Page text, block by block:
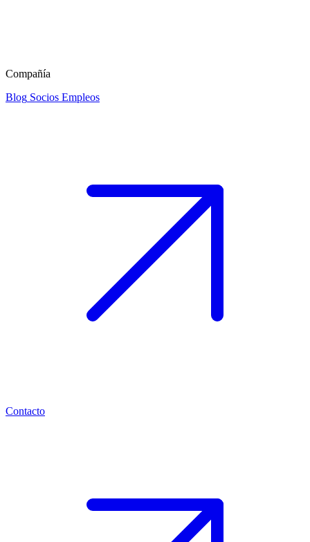
Compañía
Blog Socios Empleos
Contacto